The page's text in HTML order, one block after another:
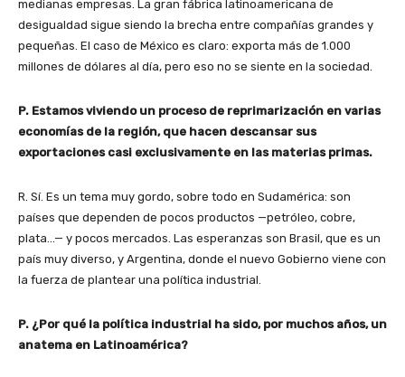
medianas empresas. La gran fábrica latinoamericana de
desigualdad sigue siendo la brecha entre compañías grandes y
pequeñas. El caso de México es claro: exporta más de 1.000
millones de dólares al día, pero eso no se siente en la sociedad.
P. Estamos viviendo un proceso de reprimarización en varias
economías de la región, que hacen descansar sus
exportaciones casi exclusivamente en las materias primas.
R. Sí. Es un tema muy gordo, sobre todo en Sudamérica: son
países que dependen de pocos productos —petróleo, cobre,
plata…— y pocos mercados. Las esperanzas son Brasil, que es un
país muy diverso, y Argentina, donde el nuevo Gobierno viene con
la fuerza de plantear una política industrial.
P. ¿Por qué la política industrial ha sido, por muchos años, un
anatema en Latinoamérica?